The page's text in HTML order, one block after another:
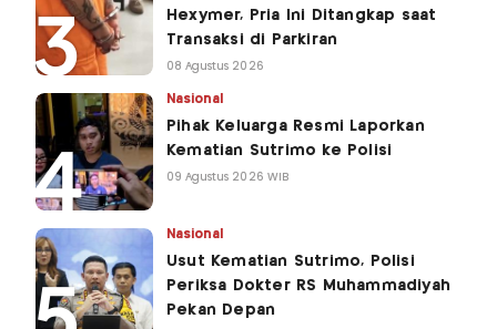
Hexymer, Pria Ini Ditangkap saat
Transaksi di Parkiran
08 Agustus 2026
Nasional
Pihak Keluarga Resmi Laporkan
Kematian Sutrimo ke Polisi
09 Agustus 2026 WIB
Nasional
Usut Kematian Sutrimo, Polisi
Periksa Dokter RS Muhammadiyah
Pekan Depan